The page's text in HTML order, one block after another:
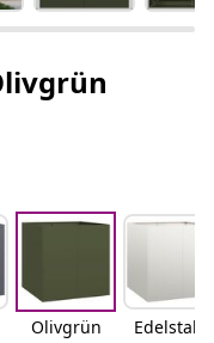
Olivgrün Edelstahl